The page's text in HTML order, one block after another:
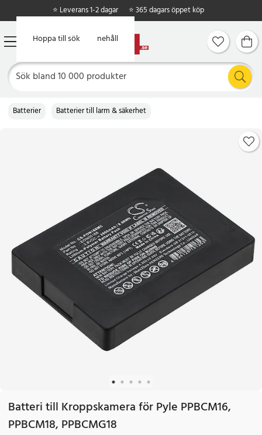
Hoppa till huvudinnehåll
Hoppa till sök
⭐ Leverans 1-2 dagar ⭐ 365 dagars öppet köp
Batterier Batterier till larm & säkerhet
Batteri till Kroppskamera för Pyle PPBCM16,
PPBCM18, PPBCMG18